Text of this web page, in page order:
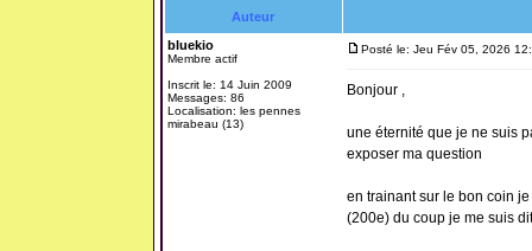
Auteur
bluekio
Membre actif
Inscrit le: 14 Juin 2009
Messages: 86
Localisation: les pennes
mirabeau (13)
Posté le: Jeu Fév 05, 2026
Bonjour ,
une éternité que je ne suis
exposer ma question
en trainant sur le bon coin
(200e) du coup je me suis